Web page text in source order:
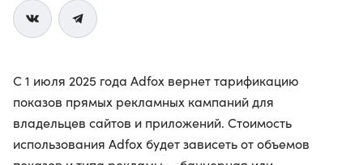
С 1 июля 2025 года Adfox вернет тарификацию
показов прямых рекламных кампаний для
владельцев сайтов и приложений. Стоимость
использования Adfox будет зависеть от объемов